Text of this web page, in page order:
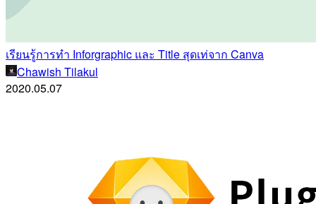
เรียนรู้การทำ Inforgraphic และ Title สุดเท่จาก Canva
Chawish Tilakul
2020.05.07